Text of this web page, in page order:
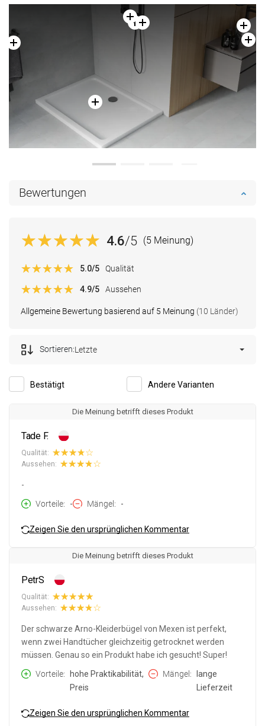
Bewertungen
4.6/5 (5 Meinung)
Allgemeine Bewertung basierend auf 5 Meinung (10 Länder)
5.0/5 Qualität
4.9/5 Aussehen
Bestätigt Andere Varianten
Sortieren:Letzte
Die Meinung betrifft dieses Produkt
Tade F.
Qualität:
Aussehen:
-
Vorteile
- Mängel -
Zeigen Sie den ursprünglichen Kommentar
Die Meinung betrifft dieses Produkt
PetrS
Qualität:
Aussehen:
Der schwarze Arno-Kleiderbügel von Mexen ist perfekt,
wenn zwei Handtücher gleichzeitig getrocknet werden
müssen. Genau so ein Produkt habe ich gesucht! Super!
Vorteile
hohe Praktikabilität,
Preis
Mängel
lange
Lieferzeit
Zeigen Sie den ursprünglichen Kommentar